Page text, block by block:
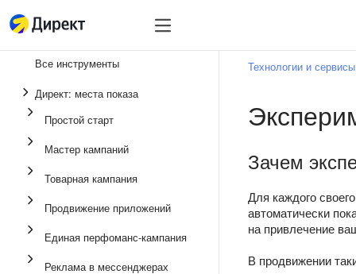
Инструменты
Реклама в
Медийная реклама
Мастер кампаний
Товарная кампания
Все инструменты
Директ: места показа
Простой старт
Мастер кампаний
Товарная кампания
Продвижение приложений
Единая перфоманс-кампания
Реклама в мессенджерах
Технологии и сервисы
Зачем
Для каждого
автоматически
на привлечение
В продвижении